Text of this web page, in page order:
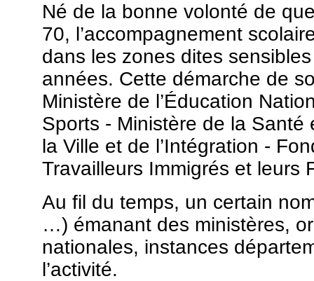
Né de la bonne volonté de
70, l’accompagnement
dans les zones dites
années. Cette démarche de
Ministère de l’Éducation
Sports - Ministère de la Santé
la Ville et de l’Intégration -
Travailleurs Immigrés et leurs
Au fil du temps, un certain
…) émanant des ministères,
nationales, instances
l’activité.